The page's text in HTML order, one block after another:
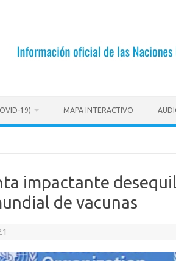
19) MAPA INTERACTIVO
impactante
de vacunas